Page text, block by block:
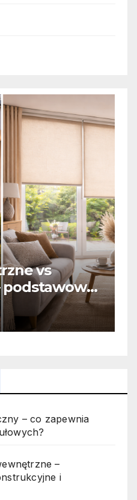
INFORMACJE
Zabicie
jak
19
– co zapewnia
–
i